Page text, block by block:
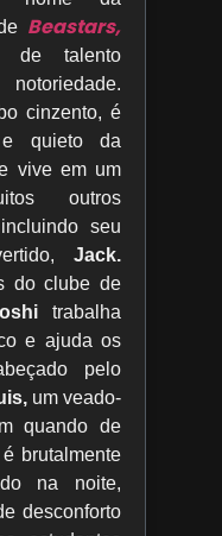
Beastars,
de talento
cinzento, é
e quieto da
vive em um
outros
seu
Jack.
do clube de
trabalha
e ajuda os
pelo
um veado-
quando de
brutalmente
na noite,
desconforto